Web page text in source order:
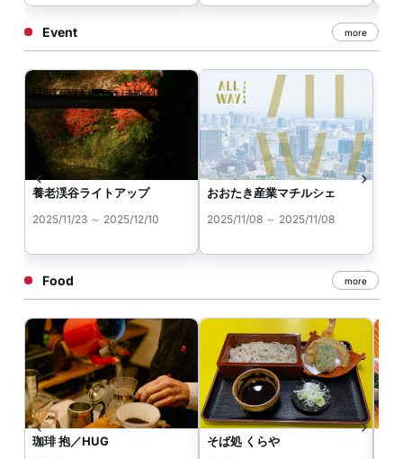
Event more
養老渓谷ライトアップ
2025/11/23 ～ 2025/12/10
おおたき産業マチルシェ
2025/11/08 ～ 2025/11/08
Food more
珈琲 抱／HUG そば処 くらや